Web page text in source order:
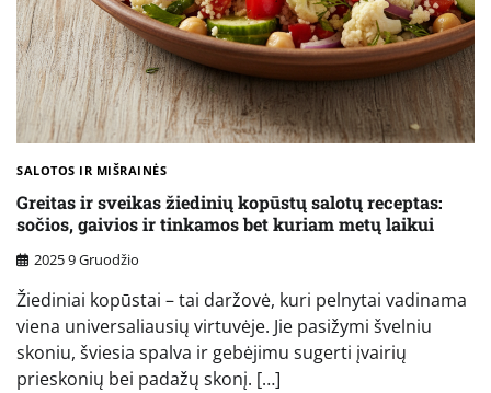
SALOTOS IR MIŠRAINĖS
Greitas ir sveikas žiedinių kopūstų salotų receptas:
sočios, gaivios ir tinkamos bet kuriam metų laikui
2025 9 Gruodžio
Žiediniai kopūstai – tai daržovė, kuri pelnytai vadinama
viena universaliausių virtuvėje. Jie pasižymi švelniu
skoniu, šviesia spalva ir gebėjimu sugerti įvairių
prieskonių bei padažų skonį. […]